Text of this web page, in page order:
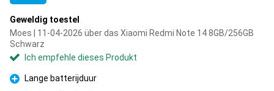
Geweldig toestel
Moes | 11-04-2026 über das Xiaomi Redmi Note 14 8GB/256GB
Schwarz
Ich empfehle dieses Produkt
Pro
Lange batterijduur